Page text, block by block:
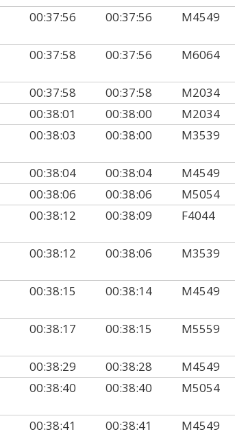
00:37:56 00:37:56 M4549
00:37:58 00:37:56 M6064
00:37:58 00:37:58 M2034
00:38:01 00:38:00 M2034
00:38:03 00:38:00 M3539
00:38:04 00:38:04 M4549
00:38:06 00:38:06 M5054
00:38:12 00:38:09 F4044
00:38:12 00:38:06 M3539
00:38:15 00:38:14 M4549
00:38:17 00:38:15 M5559
00:38:29 00:38:28 M4549
00:38:40 00:38:40 M5054
00:38:41 00:38:41 M4549